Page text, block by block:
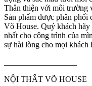
Thân thiện với môi trường
Sản phẩm được phân
Võ House. Quý khách
nhất cho công trình của
sự hài lòng cho mọi khách
NỘI THẤT VÕ HOUSE